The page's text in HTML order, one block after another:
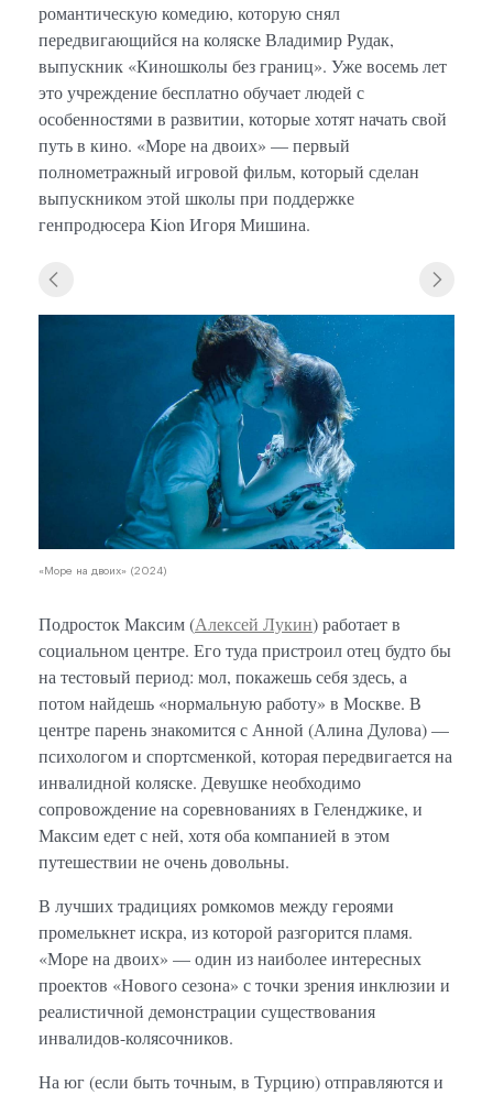
романтическую комедию, которую снял
передвигающийся на коляске Владимир Рудак,
выпускник «Киношколы без границ». Уже восемь лет
это учреждение бесплатно обучает людей с
особенностями в развитии, которые хотят начать свой
путь в кино. «Море на двоих» — первый
полнометражный игровой фильм, который сделан
выпускником этой школы при поддержке
генпродюсера Kion Игоря Мишина.
«Море на двоих» (2024)
Подросток Максим (Алексей Лукин) работает в
социальном центре. Его туда пристроил отец будто бы
на тестовый период: мол, покажешь себя здесь, а
потом найдешь «нормальную работу» в Москве. В
центре парень знакомится с Анной (Алина Дулова) —
психологом и спортсменкой, которая передвигается на
инвалидной коляске. Девушке необходимо
сопровождение на соревнованиях в Геленджике, и
Максим едет с ней, хотя оба компанией в этом
путешествии не очень довольны.
В лучших традициях ромкомов между героями
промелькнет искра, из которой разгорится пламя.
«Море на двоих» — один из наиболее интересных
проектов «Нового сезона» с точки зрения инклюзии и
реалистичной демонстрации существования
инвалидов-колясочников.
На юг (если быть точным, в Турцию) отправляются и